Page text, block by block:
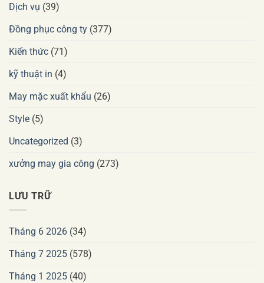
Dịch vụ (39)
Đồng phục công ty (377)
Kiến thức (71)
kỹ thuật in (4)
May mặc xuất khẩu (26)
Style (5)
Uncategorized (3)
xưởng may gia công (273)
LƯU TRỮ
Tháng 6 2026 (34)
Tháng 7 2025 (578)
Tháng 1 2025 (40)